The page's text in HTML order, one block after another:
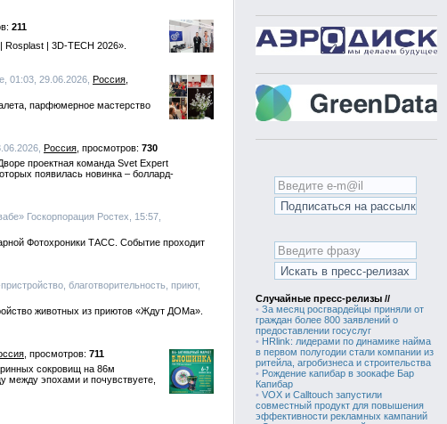
211
| 3D-TECH 2026».
01:03, 29.06.2026, Россия
парфюмерное мастерство
Россия
730
проектная команда Svet Expert
появилась новинка – боллард-
Госкорпорация Ростех, 15:57,
Фотохроники ТАСС. Событие проходит
благотворительность, приют,
животных из приютов «Ждут ДОМа».
711
сокровищ на 86м
между эпохами и почувствуете,
Случайные пресс-релизы //
• За месяц росгвардейцы приняли от
граждан более 800 заявлений о
предоставлении госуслуг
• HRlink: лидерами по динамике найма
в первом полугодии стали компании из
ритейла, агробизнеса и строительства
• Рождение капибар в зоокафе Бар
Капибар
• VOX и Calltouch запустили
совместный продукт для повышения
эффективности рекламных кампаний